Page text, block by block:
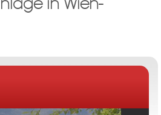
in Wien-